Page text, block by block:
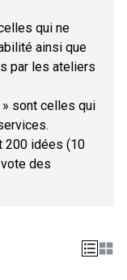
qui ne
ainsi que
par les ateliers
» sont celles qui
200 idées (10
des